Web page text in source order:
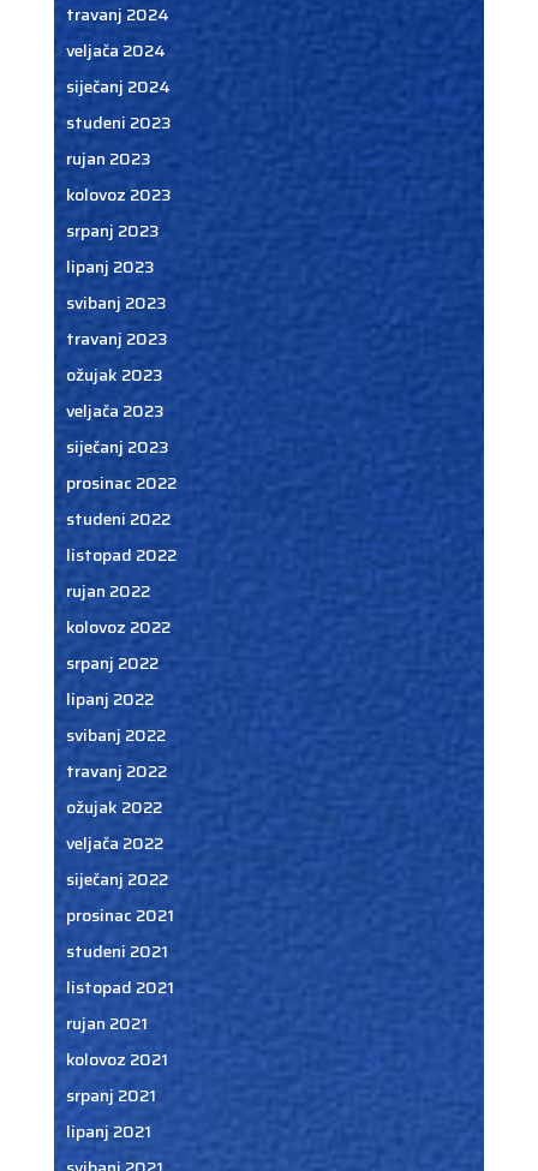
travanj 2024
veljača 2024
siječanj 2024
studeni 2023
rujan 2023
kolovoz 2023
srpanj 2023
lipanj 2023
svibanj 2023
travanj 2023
ožujak 2023
veljača 2023
siječanj 2023
prosinac 2022
studeni 2022
listopad 2022
rujan 2022
kolovoz 2022
srpanj 2022
lipanj 2022
svibanj 2022
travanj 2022
ožujak 2022
veljača 2022
siječanj 2022
prosinac 2021
studeni 2021
listopad 2021
rujan 2021
kolovoz 2021
srpanj 2021
lipanj 2021